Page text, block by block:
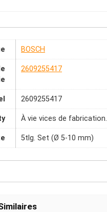
BOSCH
2609255417
2609255417
À vie vices de fabrication.
5tlg. Set (Ø 5-10 mm)